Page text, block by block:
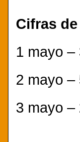
Cifras
1 mayo –
2 mayo –
3 mayo